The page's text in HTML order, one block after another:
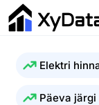
Elektri
Päeva järgi